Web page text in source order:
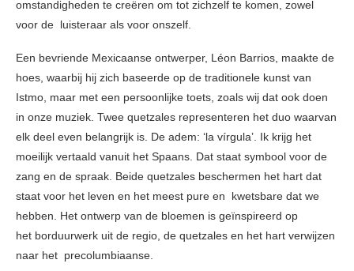
omstandigheden te creëren om tot zichzelf te komen, zowel
voor de luisteraar als voor onszelf.
Een bevriende Mexicaanse ontwerper, Léon Barrios, maakte de
hoes, waarbij hij zich baseerde op de traditionele kunst van
Istmo, maar met een persoonlijke toets, zoals wij dat ook doen
in onze muziek. Twee quetzales representeren het duo waarvan
elk deel even belangrijk is. De adem: ‘la vírgula’. Ik krijg het
moeilijk vertaald vanuit het Spaans. Dat staat symbool voor de
zang en de spraak. Beide quetzales beschermen het hart dat
staat voor het leven en het meest pure en kwetsbare dat we
hebben. Het ontwerp van de bloemen is geïnspireerd op
het borduurwerk uit de regio, de quetzales en het hart verwijzen
naar het precolumbiaanse.